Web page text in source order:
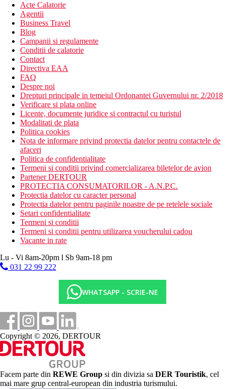
2 restaurante (turcesc si pescaresc, situate in hotelul sora
Defne Star, rezervare necesara, 1× gratuit per sejur)
baruri
internet cafe (contra cost)
camera TV
Wi-Fi in hol si langa piscina (gratuit)
piscina (sezlonguri, umbrele, saltele si prosoape gratuite)
Descrierea plajei
plaja cu nisip
intrare treptata in mare
sezlonguri, umbrele, saltele si prosoape gratuite
Activitati sportive gratuite
programe de zi si de seara (la hotelul partener Defne Star)
teren de tenis (echipament gratuit)
fitness (doar pentru persoane de peste 16 ani)
volei pe plaja
darts
biliard
baie turceasca (tratamente contra cost)
sauna
programe de seara
Activitati sportive contra cost
sporturi nautice pe plaja
tratamente SPA, la hotelul Defne Star
Masa
All Inclusive:
program All Inclusive valabil intre orele 09:00 si 00:00,
mic dejun, pranz si cina tip bufet (in cazul unui grad de
ocupare mai mic al hotelului, pranzul poate fi servit la
Hotelul Defne Star)
mic dejun tarziu (servit)
cafea/ceai si deserturi dupa-amiaza
bauturi non-alcoolice nelimitate si bauturi alcoolice
produse local
Acte Calatorie
Agentii
Business Travel
Blog
Campanii si regulamente
Conditii de calatorie
Contact
Directiva EAA
FAQ
Despre noi
Drepturi principale in temeiul Ordonantei Guvernului nr. 2/2018
Verificare si plata online
Licente, documente juridice si contractul cu turistul
Modalitati de plata
Politica cookies
Nota de informare privind protectia datelor pentru contactele de
afaceri
Politica de confidentialitate
Termeni si conditii privind comercializarea biletelor de avion
Partener DERTOUR
PROTECTIA CONSUMATORILOR - A.N.P.C.
Protectia datelor cu caracter personal
Protectia datelor pentru paginile noastre de pe retelele sociale
Setari confidentialitate
Termeni si conditii
Termeni si conditii pentru utilizarea voucherului cadou
Vacante in rate
Lu - Vi 8am-20pm l Sb 9am-18 pm
031 22 99 222
WHATSAPP - SCRIE-NE
Copyright © 2026, DERTOUR
Facem parte din REWE Group si din divizia sa DER Touristik, cel
mai mare grup central-european din industria turismului.